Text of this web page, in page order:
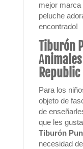
mejor marca
peluche
encontrado!
Tiburón
A
Republic
Para los
objeto de
de
que les
Tiburón
necesidad